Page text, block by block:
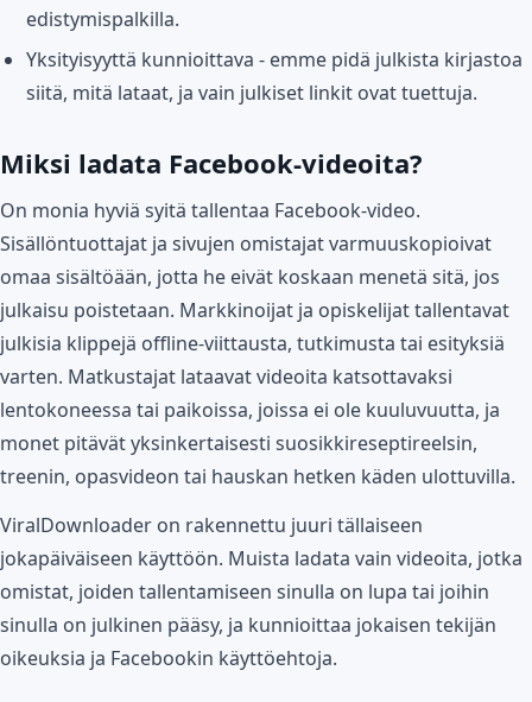
edistymispalkilla.
Yksityisyyttä kunnioittava - emme pidä julkista kirjastoa
siitä, mitä lataat, ja vain julkiset linkit ovat tuettuja.
Miksi ladata Facebook-videoita?
On monia hyviä syitä tallentaa Facebook-video.
Sisällöntuottajat ja sivujen omistajat varmuuskopioivat
omaa sisältöään, jotta he eivät koskaan menetä sitä, jos
julkaisu poistetaan. Markkinoijat ja opiskelijat tallentavat
julkisia klippejä offline-viittausta, tutkimusta tai esityksiä
varten. Matkustajat lataavat videoita katsottavaksi
lentokoneessa tai paikoissa, joissa ei ole kuuluvuutta, ja
monet pitävät yksinkertaisesti suosikkireseptireelsin,
treenin, opasvideon tai hauskan hetken käden ulottuvilla.
ViralDownloader on rakennettu juuri tällaiseen
jokapäiväiseen käyttöön. Muista ladata vain videoita, jotka
omistat, joiden tallentamiseen sinulla on lupa tai joihin
sinulla on julkinen pääsy, ja kunnioittaa jokaisen tekijän
oikeuksia ja Facebookin käyttöehtoja.